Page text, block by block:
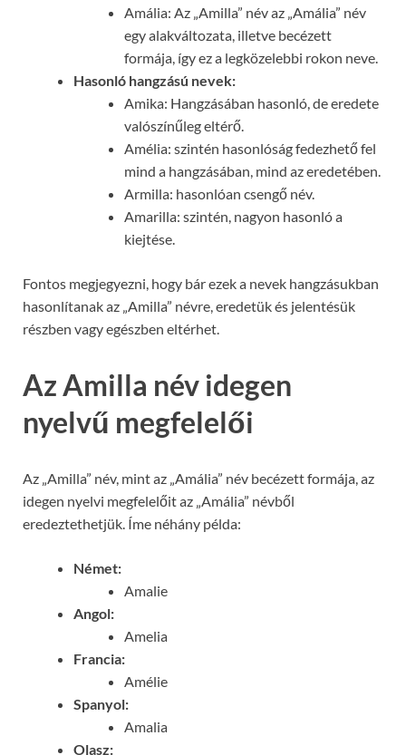
Amália: Az „Amilla” név az „Amália” név
egy alakváltozata, illetve becézett
formája, így ez a legközelebbi rokon neve.
Hasonló hangzású nevek:
Amika: Hangzásában hasonló, de eredete
valószínűleg eltérő.
Amélia: szintén hasonlóság fedezhető fel
mind a hangzásában, mind az eredetében.
Armilla: hasonlóan csengő név.
Amarilla: szintén, nagyon hasonló a
kiejtése.
Fontos megjegyezni, hogy bár ezek a nevek hangzásukban
hasonlítanak az „Amilla” névre, eredetük és jelentésük
részben vagy egészben eltérhet.
Az Amilla név idegen
nyelvű megfelelői
Az „Amilla” név, mint az „Amália” név becézett formája, az
idegen nyelvi megfelelőit az „Amália” névből
eredeztethetjük. Íme néhány példa:
Német:
Amalie
Angol:
Amelia
Francia:
Amélie
Spanyol:
Amalia
Olasz: